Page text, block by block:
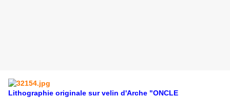
Lithographie originale sur velin d'Arche "ONCLE